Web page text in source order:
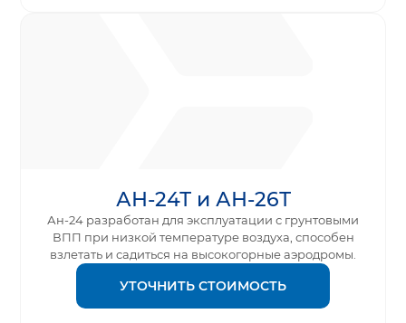
АН-24Т и АН-26Т
Ан-24 разработан для эксплуатации с грунтовыми
ВПП при низкой температуре воздуха, способен
взлетать и садиться на высокогорные аэродромы.
УТОЧНИТЬ СТОИМОСТЬ